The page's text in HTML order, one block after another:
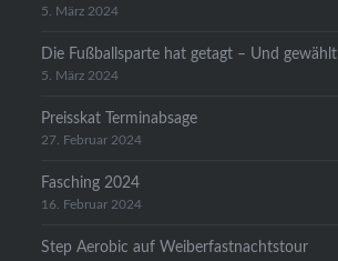
5. März 2024
Die Fußballsparte hat getagt – Und gewählt
5. März 2024
Preisskat Terminabsage
27. Februar 2024
Fasching 2024
16. Februar 2024
Step Aerobic auf Weiberfastnachtstour